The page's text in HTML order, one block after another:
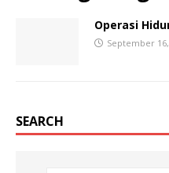
Operasi
September
SEARCH